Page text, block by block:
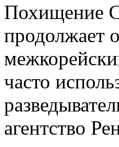
Похищение
продолжает
часто
агентство